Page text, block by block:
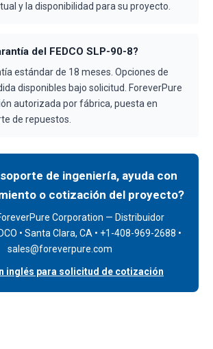
y la disponibilidad para su proyecto.
del FEDCO SLP-90-8?
estándar de 18 meses. Opciones de
disponibles bajo solicitud. ForeverPure
autorizada por fábrica, puesta en
de repuestos.
de ingeniería, ayuda con
o cotización del proyecto?
Corporation — Distribuidor
• Santa Clara, CA • +1-408-969-2688 •
sales@foreverpure.com
inglés para solicitud de cotización